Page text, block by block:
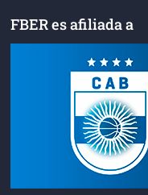
FBER es afiliada a